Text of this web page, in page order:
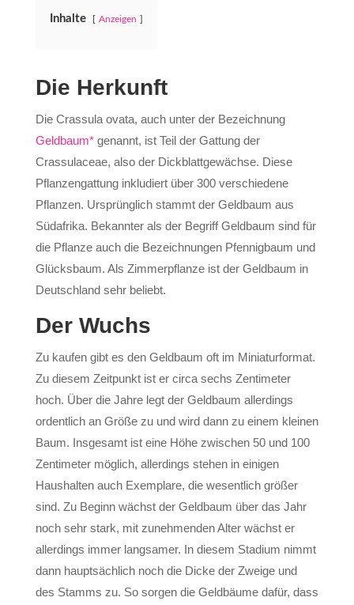
Inhalte Anzeigen
Die Herkunft
Die Crassula ovata, auch unter der Bezeichnung
Geldbaum*genannt, ist Teil der Gattung der
Crassulaceae, also der Dickblattgewächse. Diese
Pflanzengattung inkludiert über 300 verschiedene
Pflanzen. Ursprünglich stammt der Geldbaum aus
Südafrika. Bekannter als der Begriff Geldbaum sind für
die Pflanze auch die Bezeichnungen Pfennigbaum und
Glücksbaum. Als Zimmerpflanze ist der Geldbaum in
Deutschland sehr beliebt.
Der Wuchs
Zu kaufen gibt es den Geldbaum oft im Miniaturformat.
Zu diesem Zeitpunkt ist er circa sechs Zentimeter
hoch. Über die Jahre legt der Geldbaum allerdings
ordentlich an Größe zu und wird dann zu einem kleinen
Baum. Insgesamt ist eine Höhe zwischen 50 und 100
Zentimeter möglich, allerdings stehen in einigen
Haushalten auch Exemplare, die wesentlich größer
sind. Zu Beginn wächst der Geldbaum über das Jahr
noch sehr stark, mit zunehmenden Alter wächst er
allerdings immer langsamer. In diesem Stadium nimmt
dann hauptsächlich noch die Dicke der Zweige und
des Stamms zu. So sorgen die Geldbäume dafür, dass